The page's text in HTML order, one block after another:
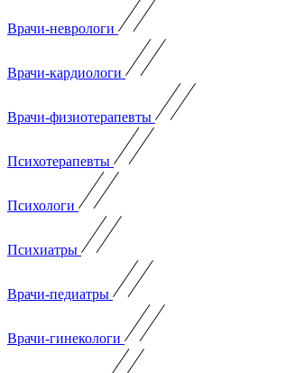
Врачи-неврологи
Врачи-кардиологи
Врачи-физиотерапевты
Психотерапевты
Психологи
Психиатры
Врачи-педиатры
Врачи-гинекологи